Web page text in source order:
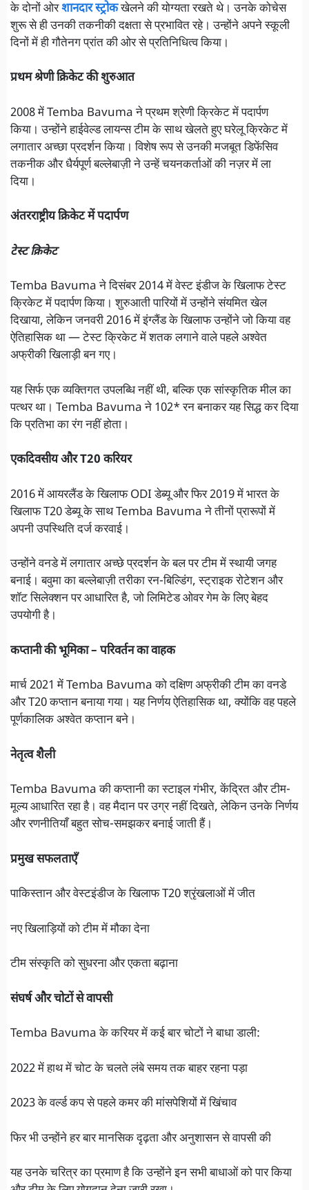
के दोनों ओरशानदार स्ट्रोकखेलने की योग्यता रखते थे। उनके कोचेस
शुरू से ही उनकी तकनीकी दक्षता से प्रभावित रहे। उन्होंने अपने स्कूली
दिनों में ही गौतेनग प्रांत की ओर से प्रतिनिधित्व किया।
प्रथम श्रेणी क्रिकेट की शुरुआत
2008 में Temba Bavuma ने प्रथम श्रेणी क्रिकेट में पदार्पण
किया। उन्होंने हाईवेल्ड लायन्स टीम के साथ खेलते हुए घरेलू क्रिकेट में
लगातार अच्छा प्रदर्शन किया। विशेष रूप से उनकी मजबूत डिफेंसिव
तकनीक और धैर्यपूर्ण बल्लेबाज़ी ने उन्हें चयनकर्ताओं की नज़र में ला
दिया।
अंतरराष्ट्रीय क्रिकेट में पदार्पण
टेस्ट क्रिकेट
Temba Bavuma ने दिसंबर 2014 में वेस्ट इंडीज के खिलाफ टेस्ट
क्रिकेट में पदार्पण किया। शुरुआती पारियों में उन्होंने संयमित खेल
दिखाया, लेकिन जनवरी 2016 में इंग्लैंड के खिलाफ उन्होंने जो किया वह
ऐतिहासिक था — टेस्ट क्रिकेट में शतक लगाने वाले पहले अश्वेत
अफ्रीकी खिलाड़ी बन गए।
यह सिर्फ एक व्यक्तिगत उपलब्धि नहीं थी, बल्कि एक सांस्कृतिक मील का
पत्थर था। Temba Bavuma ने 102* रन बनाकर यह सिद्ध कर दिया
कि प्रतिभा का रंग नहीं होता।
एकदिवसीय और T20 करियर
2016 में आयरलैंड के खिलाफ ODI डेब्यू और फिर 2019 में भारत के
खिलाफ T20 डेब्यू के साथ Temba Bavuma ने तीनों प्रारूपों में
अपनी उपस्थिति दर्ज करवाई।
उन्होंने वनडे में लगातार अच्छे प्रदर्शन के बल पर टीम में स्थायी जगह
बनाई। बवुमा का बल्लेबाज़ी तरीका रन-बिल्डिंग, स्ट्राइक रोटेशन और
शॉट सिलेक्शन पर आधारित है, जो लिमिटेड ओवर गेम के लिए बेहद
उपयोगी है।
कप्तानी की भूमिका – परिवर्तन का वाहक
मार्च 2021 में Temba Bavuma को दक्षिण अफ्रीकी टीम का वनडे
और T20 कप्तान बनाया गया। यह निर्णय ऐतिहासिक था, क्योंकि वह पहले
पूर्णकालिक अश्वेत कप्तान बने।
नेतृत्व शैली
Temba Bavuma की कप्तानी का स्टाइल गंभीर, केंद्रित और टीम-
मूल्य आधारित रहा है। वह मैदान पर उग्र नहीं दिखते, लेकिन उनके निर्णय
और रणनीतियाँ बहुत सोच-समझकर बनाई जाती हैं।
प्रमुख सफलताएँ
पाकिस्तान और वेस्टइंडीज के खिलाफ T20 श्रृंखलाओं में जीत
नए खिलाड़ियों को टीम में मौका देना
टीम संस्कृति को सुधरना और एकता बढ़ाना
संघर्ष और चोटों से वापसी
Temba Bavuma के करियर में कई बार चोटों ने बाधा डाली:
2022 में हाथ में चोट के चलते लंबे समय तक बाहर रहना पड़ा
2023 के वर्ल्ड कप से पहले कमर की मांसपेशियों में खिंचाव
फिर भी उन्होंने हर बार मानसिक दृढ़ता और अनुशासन से वापसी की
यह उनके चरित्र का प्रमाण है कि उन्होंने इन सभी बाधाओं को पार किया